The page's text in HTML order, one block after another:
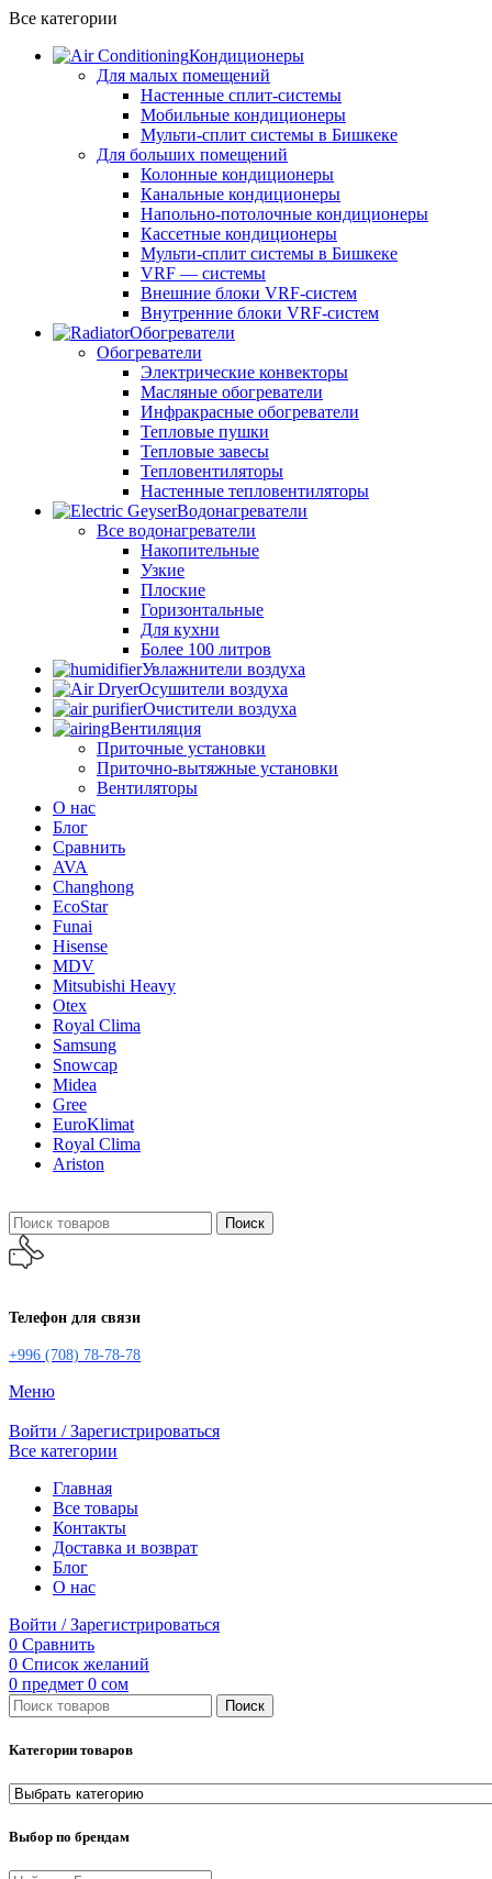
Все категории
Кондиционеры
Для малых помещений
Настенные сплит-системы
Мобильные кондиционеры
Мульти-сплит системы в Бишкеке
Для больших помещений
Колонные кондиционеры
Канальные кондиционеры
Напольно-потолочные кондиционеры
Кассетные кондиционеры
Мульти-сплит системы в Бишкеке
VRF — системы
Внешние блоки VRF-систем
Внутренние блоки VRF-систем
Обогреватели
Обогреватели
Электрические конвекторы
Масляные обогреватели
Инфракрасные обогреватели
Тепловые пушки
Тепловые завесы
Тепловентиляторы
Настенные тепловентиляторы
Водонагреватели
Все водонагреватели
Накопительные
Узкие
Плоские
Горизонтальные
Для кухни
Более 100 литров
Увлажнители воздуха
Осушители воздуха
Очистители воздуха
Вентиляция
Приточные установки
Приточно-вытяжные установки
Вентиляторы
О нас
Блог
Сравнить
AVA
Changhong
EcoStar
Funai
Hisense
MDV
Mitsubishi Heavy
Otex
Royal Clima
Samsung
Snowcap
Midea
Gree
EuroKlimat
Royal Clima
Ariston
Поиск
Телефон для связи
+996 (708) 78-78-78
Меню
Войти / Зарегистрироваться
Все категории
Главная
Все товары
Контакты
Доставка и возврат
Блог
О нас
Войти / Зарегистрироваться
0 Сравнить
0 Список желаний
0 предмет 0 сом
Поиск
Категории товаров
Выбор по брендам